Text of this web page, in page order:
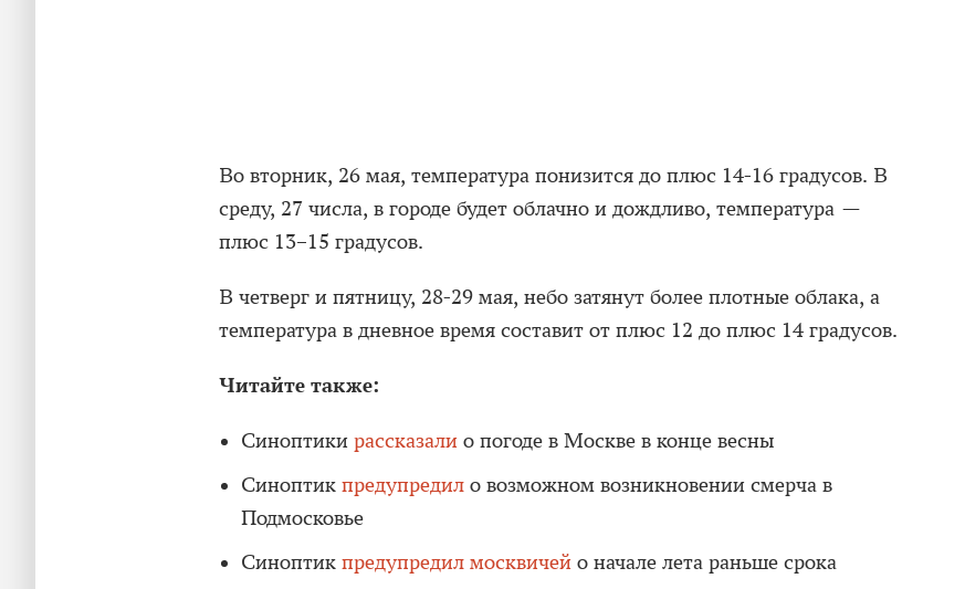
Во вторник, 26 мая, температура понизится до плюс 14-16 градусов. В
среду, 27 числа, в городе будет облачно и дождливо, температура —
плюс 13–15 градусов.
В четверг и пятницу, 28-29 мая, небо затянут более плотные облака, а
температура в дневное время составит от плюс 12 до плюс 14 градусов.
Читайте также:
Синоптики рассказали о погоде в Москве в конце весны
Синоптик предупредил о возможном возникновении смерча в
Подмосковье
Синоптик предупредил москвичей о начале лета раньше срока